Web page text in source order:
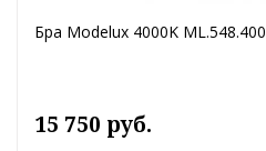
Бра Modelux 4000K
15 750 руб.